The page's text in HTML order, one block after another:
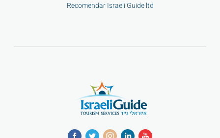
Recomendar Israeli Guide ltd